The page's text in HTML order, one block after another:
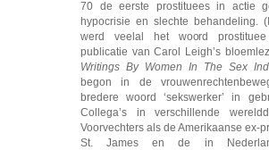
70 de eerste prostituees in actie
hypocrisie en slechte behandeling.
werd veelal het woord
publicatie van Carol Leigh’s
Writings By Women In The Sex
begon in de
bredere woord ‘sekswerker’ in
Collega’s in verschillende
Voorvechters als de Amerikaanse ex-
St. James en de in